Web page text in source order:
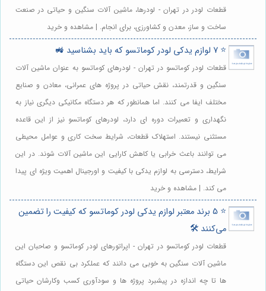
قطعات لودر در تهران - لودرها، ماشین آلات سنگین و حیاتی در صنعت
ساخت و ساز، معدن و کشاورزی، برای انجام. | مشاهده و خرید
⭐️ 7 لوازم یدکی لودر کوماتسو که باید بشناسید 🚜
قطعات لودر کوماتسو در تهران - لودرهای کوماتسو به عنوان ماشین آلات
سنگین و قدرتمند، نقش حیاتی در پروژه های عمرانی، معادن و صنایع
مختلف ایفا می کنند. اما همانطور که هر دستگاه مکانیکی دیگری نیاز به
نگهداری و تعمیرات دوره ای دارد، لودرهای کوماتسو نیز از این قاعده
مستثنی نیستند. استهلاک قطعات، شرایط سخت کاری و عوامل محیطی
می توانند باعث خرابی یا کاهش کارایی این ماشین آلات شوند. در این
شرایط، دسترسی به لوازم یدکی با کیفیت و اورجینال اهمیت ویژه ای پیدا
می کند. | مشاهده و خرید
⭐️ 5 برند معتبر لوازم یدکی لودر کوماتسو که کیفیت را تضمین
می‌کنند 🛠️
قطعات لودر کوماتسو در تهران - اپراتورهای لودر کوماتسو و صاحبان این
ماشین آلات سنگین به خوبی می دانند که عملکرد بی نقص این دستگاه
ها تا چه اندازه در پیشبرد پروژه ها و سودآوری کسب وکارشان حیاتی